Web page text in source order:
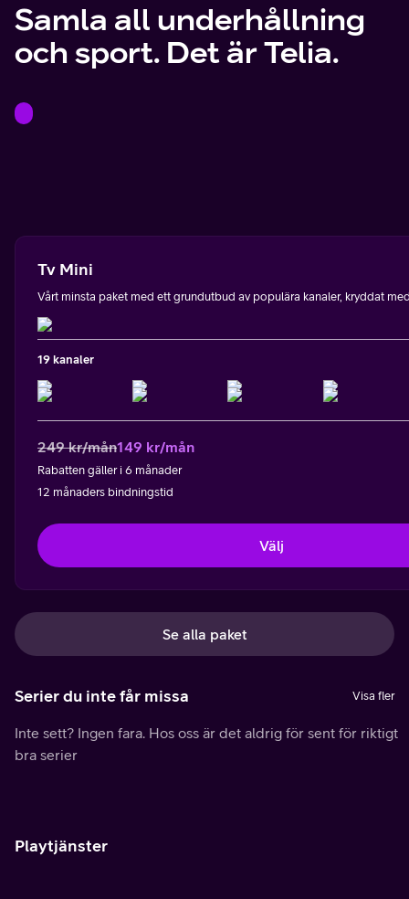
Samla all underhållning
och sport. Det är Telia.
Tv Mini
Vårt minsta paket med ett grundutbud av populära kanaler, kryddat
19 kanaler
249 kr/mån149 kr/mån
Rabatten gäller i 6 månader
12 månaders bindningstid
Välj
Se alla paket
Serier du inte får missa Visa fler
Inte sett? Ingen fara. Hos oss är det aldrig för sent för riktigt
bra serier
Playtjänster